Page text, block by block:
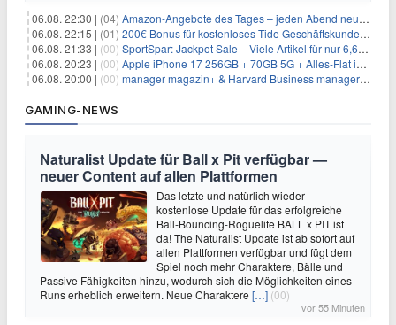
06.08. 22:30 | (04) Amazon-Angebote des Tages – jeden Abend neue Deals zum Stöbern
06.08. 22:15 | (01) 200€ Bonus für kostenloses Tide Geschäftskundenkonto
06.08. 21:33 | (00) SportSpar: Jackpot Sale – Viele Artikel für nur 6,66€ – nur 48 Stunden
06.08. 20:23 | (00) Apple iPhone 17 256GB + 70GB 5G + Alles-Flat im Vodafone-Netz für 34,99€/Monat – eff. 4,65€/Monat
06.08. 20:00 | (00) manager magazin+ & Harvard Business manager+ Digital-Kombi-Abo 1 Monat kostenlos
GAMING-NEWS
Naturalist Update für Ball x Pit verfügbar —
neuer Content auf allen Plattformen
Das letzte und natürlich wieder
kostenlose Update für das erfolgreiche
Ball-Bouncing-Roguelite BALL x PIT ist
da! The Naturalist Update ist ab sofort auf
allen Plattformen verfügbar und fügt dem
Spiel noch mehr Charaktere, Bälle und
Passive Fähigkeiten hinzu, wodurch sich die Möglichkeiten eines
Runs erheblich erweitern. Neue Charaktere […] (00)
vor 55 Minuten